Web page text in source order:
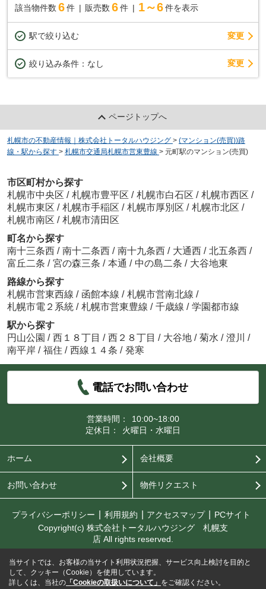
該当物件数 6件 販売数 6 件 1～6 件を表示
駅で絞り込む 変更
絞り込み条件： なし 変更
ページトップへ
札幌市の不動産情報｜株式会社トータルハウジング > (マンション(売買))路
線・駅から探す > 札幌市交通局札幌市営東豊線 > 元町駅のマンション(売買)
市区町村から探す
札幌市中央区 / 札幌市豊平区 / 札幌市白石区 / 札幌市西区 /
札幌市東区 / 札幌市手稲区 / 札幌市厚別区 / 札幌市北区 /
札幌市南区 / 札幌市清田区
町名から探す
南十三条西 / 南十二条西 / 南十九条西 / 大通西 / 北五条西 /
富丘二条 / 宮の森三条 / 本通 / 中の島二条 / 大谷地東
路線から探す
札幌市営東西線 / 函館本線 / 札幌市営南北線 /
札幌市電２系統 / 札幌市営東豊線 / 千歳線 / 学園都市線
駅から探す
円山公園 / 西１８丁目 / 西２８丁目 / 大谷地 / 菊水 / 澄川
/
南平岸 / 福住 / 西線１４条 / 発寒
電話でお問い合わせ
営業時間：
10:00~18:00
定休日：
火曜日・水曜日
ホーム 会社概要
お問い合わせ 物件リクエスト
プライバシーポリシー 利用規約 アクセスマップ
PCサイト
Copyright(c) 株式会社トータルハウジング 札幌支
店 All rights reserved.
当サイトでは、お客様の当サイト利用状況把握、サービス向上検討を目的と
して、クッキー（Cookie）を使用しています。
詳しくは、当社の 「Cookieの取扱いについて」 をご確認ください。